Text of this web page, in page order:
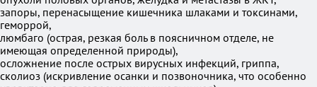
запоры, перенасыщение кишечника шлаками и токсинами,
геморрой,
люмбаго (острая, резкая боль в поясничном отделе, не
имеющая определенной природы),
осложнение после острых вирусных инфекций, гриппа,
сколиоз (искривление осанки и позвоночника, что особенно